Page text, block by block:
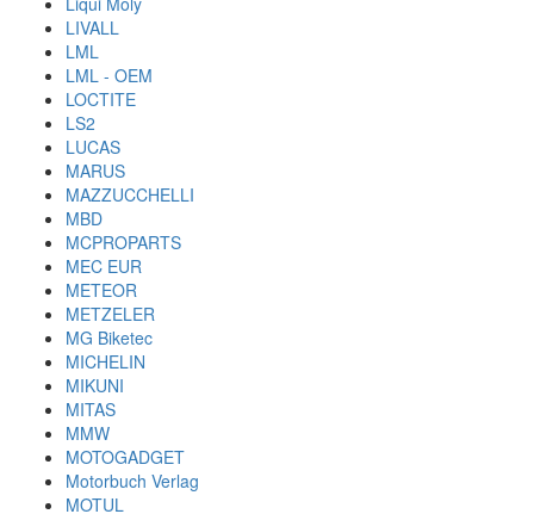
LIVALL
LML
LML - OEM
LOCTITE
LS2
LUCAS
MARUS
MAZZUCCHELLI
MBD
MCPROPARTS
MEC EUR
METEOR
METZELER
MG Biketec
MICHELIN
MIKUNI
MITAS
MMW
MOTOGADGET
Motorbuch Verlag
MOTUL